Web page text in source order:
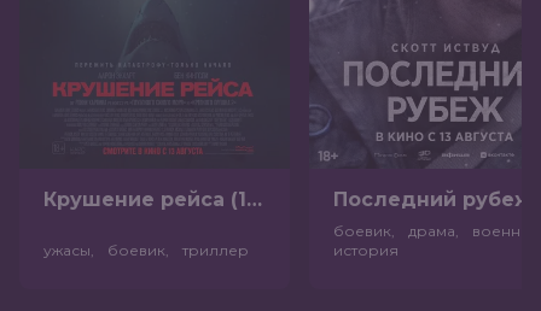
Крушение рейса (18+)
ужасы, боевик, триллер
боевик, драма,
история